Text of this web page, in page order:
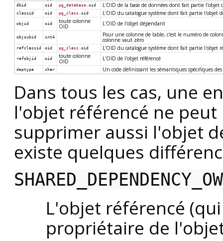
dbid oid pg_database.oid L'OID de la base de données dont fait partie
classid oid pg_class .oid L'OID du catalogue système dont fait partie l'objet
objid oid toute colonne
OID L'OID de l'objet dépendant
objsubid int4 Pour une colonne de table, c'est le numéro de
colonne vaut zéro
refclassid oid pg_class .oid L'OID du catalogue système dont fait partie l'objet
refobjid oid toute colonne
OID L'OID de l'objet référencé
deptype char Un code définissant les sémantiques spécifiques
Dans tous les cas, une
l'objet référencé ne
supprimer aussi l'objet
existe quelques
L'objet référencé
propriétaire de